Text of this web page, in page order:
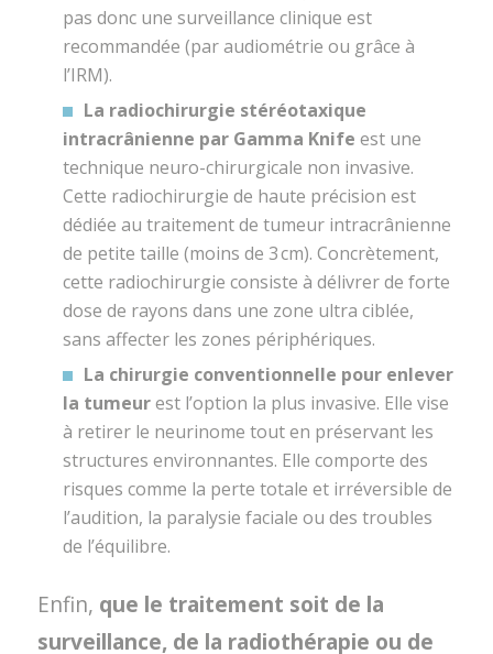
pas donc une surveillance clinique est
recommandée (par audiométrie ou grâce à
l’IRM).
La radiochirurgie stéréotaxique
intracrânienne par Gamma Knife est une
technique neuro-chirurgicale non invasive.
Cette radiochirurgie de haute précision est
dédiée au traitement de tumeur intracrânienne
de petite taille (moins de 3 cm). Concrètement,
cette radiochirurgie consiste à délivrer de forte
dose de rayons dans une zone ultra ciblée,
sans affecter les zones périphériques.
La chirurgie conventionnelle pour enlever
la tumeurest l’option la plus invasive. Elle vise
à retirer le neurinome tout en préservant les
structures environnantes. Elle comporte des
risques comme la perte totale et irréversible de
l’audition, la paralysie faciale ou des troubles
de l’équilibre.
Enfin, que le traitement soit de la
surveillance, de la radiothérapie ou de